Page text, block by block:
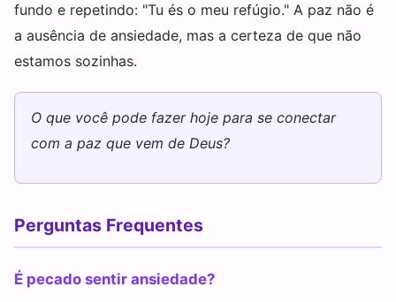
fundo e repetindo: "Tu és o meu refúgio." A paz não é
a ausência de ansiedade, mas a certeza de que não
estamos sozinhas.
O que você pode fazer hoje para se conectar
com a paz que vem de Deus?
Perguntas Frequentes
É pecado sentir ansiedade?